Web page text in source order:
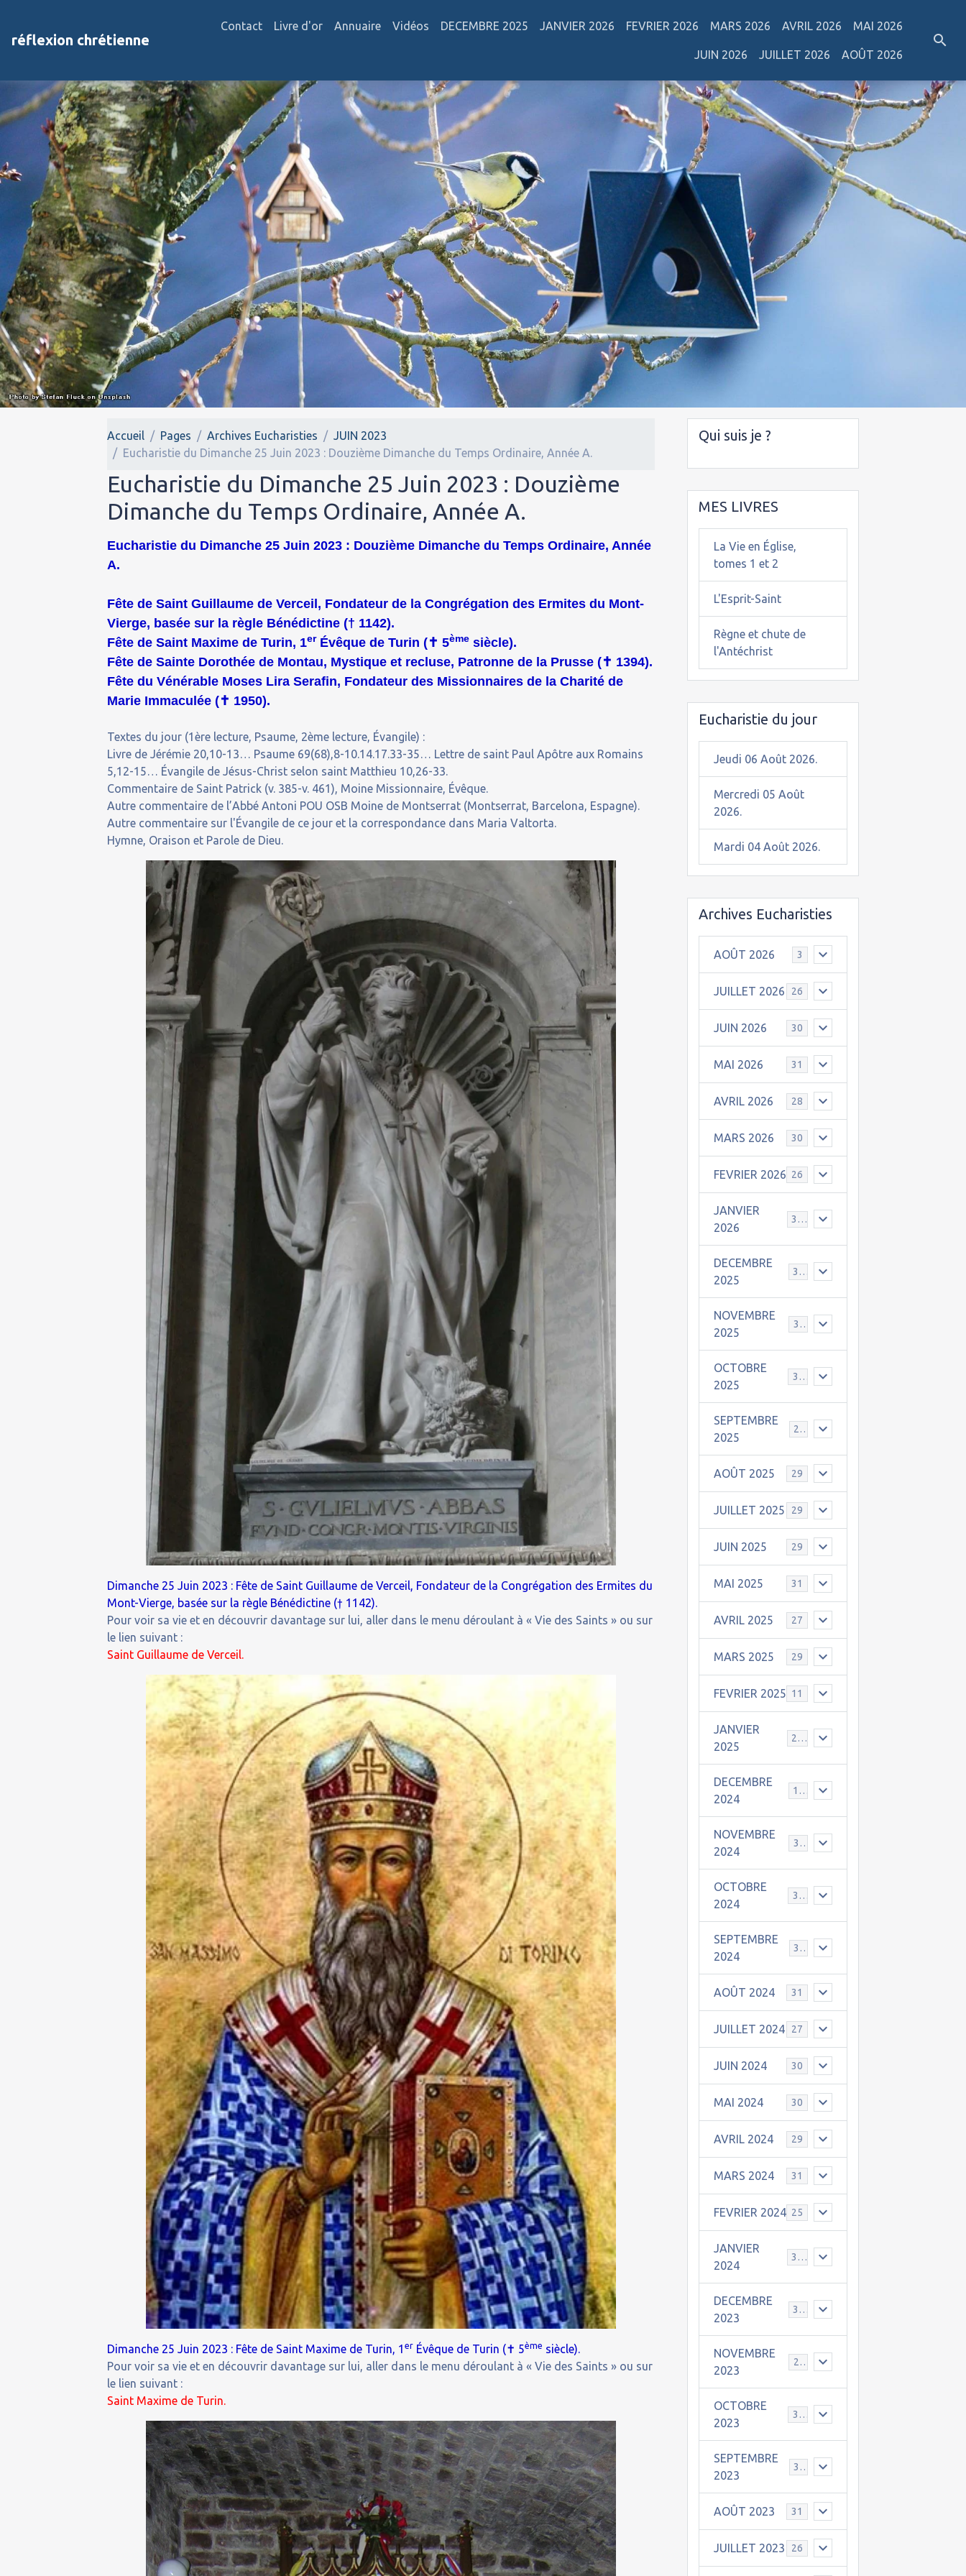
réflexion chrétienne
Contact Livre d'or Annuaire Vidéos DECEMBRE 2025 JANVIER 2026 FEVRIER 2026 MARS 2026 AVRIL 2026 MAI 2026
JUIN 2026 JUILLET 2026 AOÛT 2026
Accueil Pages Archives Eucharisties
JUIN 2023
Eucharistie du Dimanche 25 Juin 2023 : Douzième Dimanche du Temps Ordinaire, Année A.
Eucharistie du Dimanche 25 Juin 2023 : Douzième
Dimanche du Temps Ordinaire, Année A.
Eucharistie du Dimanche 25 Juin 2023 : Douzième Dimanche du Temps Ordinaire, Année
A.
Fête de Saint Guillaume de Verceil, Fondateur de la Congrégation des Ermites du Mont-
Vierge, basée sur la règle Bénédictine († 1142).
Fête de Saint Maxime de Turin, 1erÉvêque de Turin (✝ 5ème siècle).
Fête de Sainte Dorothée de Montau, Mystique et recluse, Patronne de la Prusse (✝ 1394).
Fête du Vénérable Moses Lira Serafin, Fondateur des Missionnaires de la Charité de
Marie Immaculée (✝ 1950).
Textes du jour (1ère lecture, Psaume, 2ème lecture, Évangile) :
Livre de Jérémie 20,10-13… Psaume 69(68),8-10.14.17.33-35… Lettre de saint Paul Apôtre aux Romains
5,12-15… Évangile de Jésus-Christ selon saint Matthieu 10,26-33.
Commentaire de Saint Patrick (v. 385-v. 461), Moine Missionnaire, Évêque.
Autre commentaire de l’Abbé Antoni POU OSB Moine de Montserrat (Montserrat, Barcelona, Espagne).
Autre commentaire sur l'Évangile de ce jour et la correspondance dans Maria Valtorta.
Hymne, Oraison et Parole de Dieu.
Dimanche 25 Juin 2023 : Fête de Saint Guillaume de Verceil, Fondateur de la Congrégation des Ermites du
Mont-Vierge, basée sur la règle Bénédictine († 1142).
Pour voir sa vie et en découvrir davantage sur lui, aller dans le menu déroulant à « Vie des Saints » ou sur
le lien suivant :
Saint Guillaume de Verceil.
Dimanche 25 Juin 2023 : Fête de Saint Maxime de Turin, 1er Évêque de Turin (✝ 5ème siècle).
Pour voir sa vie et en découvrir davantage sur lui, aller dans le menu déroulant à « Vie des Saints » ou sur
le lien suivant :
Saint Maxime de Turin.
Qui suis je ?
MES LIVRES
La Vie en Église,
tomes 1 et 2
L'Esprit-Saint
Règne et chute de
l'Antéchrist
Eucharistie du jour
Jeudi 06 Août 2026.
Mercredi 05 Août
2026.
Mardi 04 Août 2026.
Archives Eucharisties
AOÛT 2026 3
JUILLET 2026 26
JUIN 2026 30
MAI 2026 31
AVRIL 2026 28
MARS 2026 30
FEVRIER 2026 26
JANVIER
2026
31
DECEMBRE
2025
30
NOVEMBRE
2025
30
OCTOBRE
2025
31
SEPTEMBRE
2025
25
AOÛT 2025 29
JUILLET 2025 29
JUIN 2025 29
MAI 2025 31
AVRIL 2025 27
MARS 2025 29
FEVRIER 2025 11
JANVIER
2025
25
DECEMBRE
2024
19
NOVEMBRE
2024
30
OCTOBRE
2024
31
SEPTEMBRE
2024
30
AOÛT 2024 31
JUILLET 2024 27
JUIN 2024 30
MAI 2024 30
AVRIL 2024 29
MARS 2024 31
FEVRIER 2024 25
JANVIER
2024
30
DECEMBRE
2023
31
NOVEMBRE
2023
24
OCTOBRE
2023
31
SEPTEMBRE
2023
30
AOÛT 2023 31
JUILLET 2023 26